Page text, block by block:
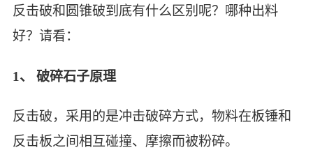
反击破和圆锥破到底有什么区别呢？哪种出料
好？请看：
1、 破碎石子原理
反击破，采用的是冲击破碎方式，物料在板锤和
反击板之间相互碰撞、摩擦而被粉碎。